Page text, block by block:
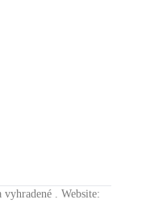
. Website: